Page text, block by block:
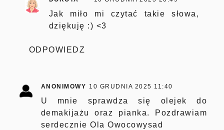
Jak miło mi czytać takie słowa,
dziękuję :) <3
ODPOWIEDZ
ANONIMOWY 10 GRUDNIA 2025 11:40
U mnie sprawdza się olejek do
demakijażu oraz pianka. Pozdrawiam
serdecznie Ola Owocowysad